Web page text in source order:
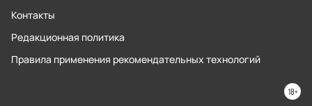
Контакты
Редакционная политика
Правила применения рекомендательных технологий